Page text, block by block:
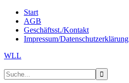
Start
AGB
Geschäftsst./Kontakt
Impressum/Datenschutzerklärung
WLL